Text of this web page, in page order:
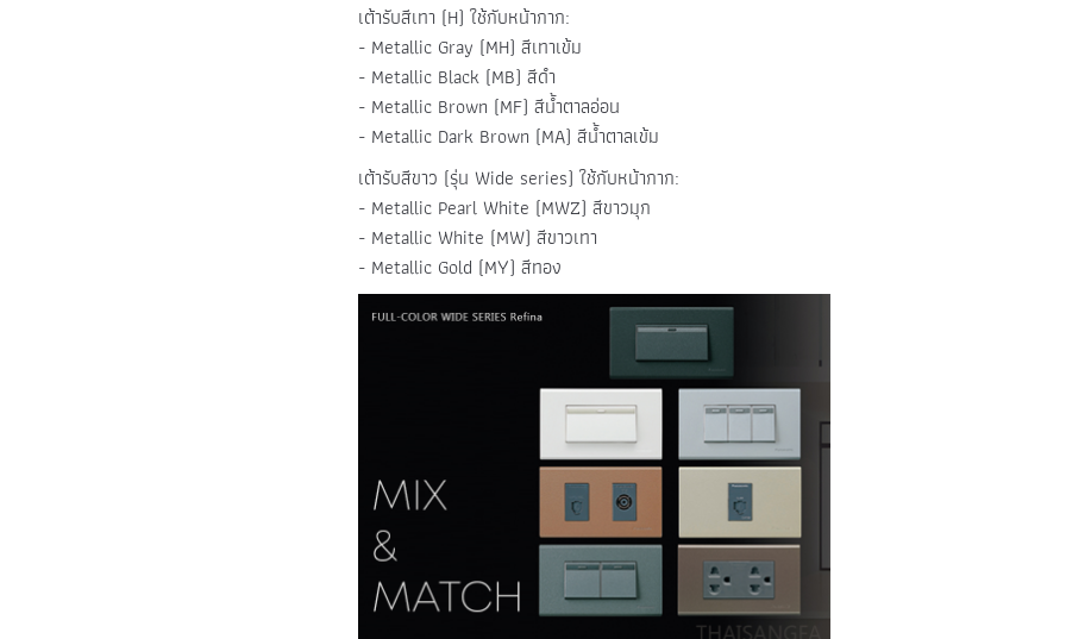
เต้ารับสีเทา (H) ใช้กับหน้ากาก:
- Metallic Gray (MH) สีเทาเข้ม
- Metallic Black (MB) สีดำ
- Metallic Brown (MF) สีน้ำตาลอ่อน
- Metallic Dark Brown (MA) สีน้ำตาลเข้ม
เต้ารับสีขาว (รุ่น Wide series) ใช้กับหน้ากาก:
- Metallic Pearl White (MWZ) สีขาวมุก
- Metallic White (MW) สีขาวเทา
- Metallic Gold (MY) สีทอง